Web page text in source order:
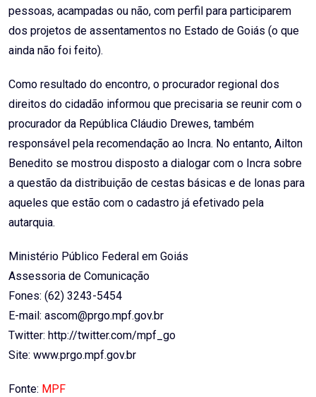
pessoas, acampadas ou não, com perfil para participarem
dos projetos de assentamentos no Estado de Goiás (o que
ainda não foi feito).
Como resultado do encontro, o procurador regional dos
direitos do cidadão informou que precisaria se reunir com o
procurador da República Cláudio Drewes, também
responsável pela recomendação ao Incra. No entanto, Ailton
Benedito se mostrou disposto a dialogar com o Incra sobre
a questão da distribuição de cestas básicas e de lonas para
aqueles que estão com o cadastro já efetivado pela
autarquia.
Ministério Público Federal em Goiás
Assessoria de Comunicação
Fones: (62) 3243-5454
E-mail: ascom@prgo.mpf.gov.br
Twitter: http://twitter.com/mpf_go
Site: www.prgo.mpf.gov.br
Fonte: MPF